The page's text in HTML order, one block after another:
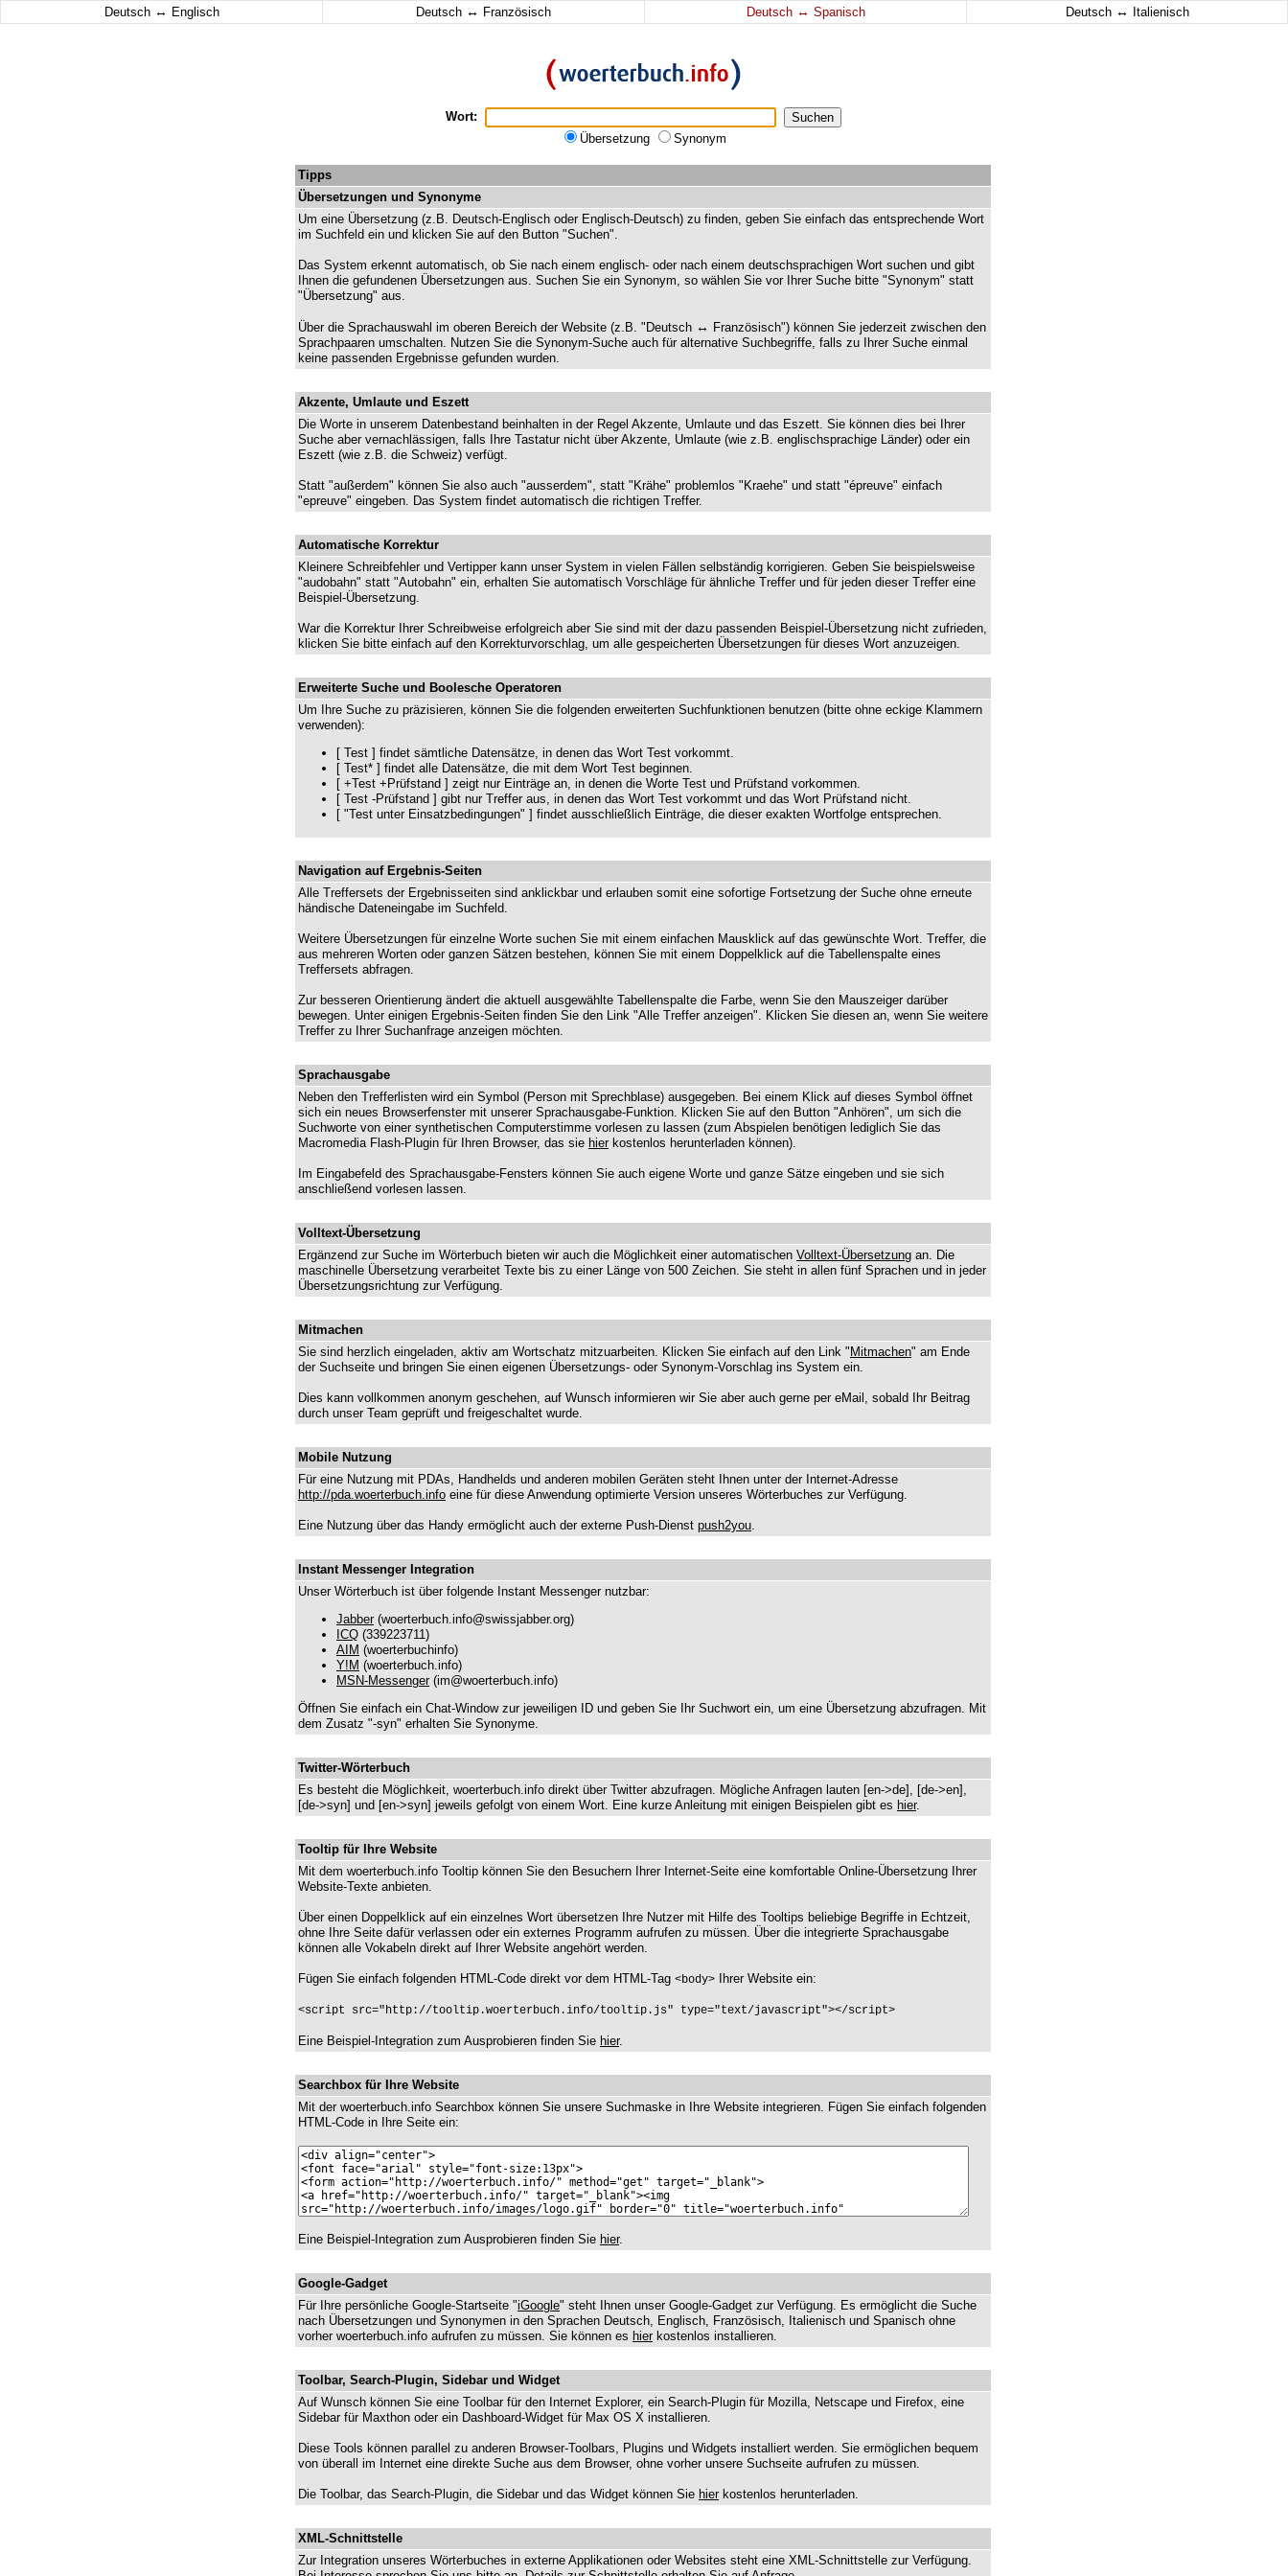
Deutsch ↔ Englisch Deutsch ↔ Französisch Deutsch ↔ Spanisch Deutsch ↔ Italienisch
Wort:
Übersetzung
Synonym
Tipps
Übersetzungen und Synonyme
Um eine Übersetzung (z.B. Deutsch-Englisch oder Englisch-Deutsch) zu finden, geben Sie einfach das entsprechende Wort
im Suchfeld ein und klicken Sie auf den Button "Suchen".
Das System erkennt automatisch, ob Sie nach einem englisch- oder nach einem deutschsprachigen Wort suchen und gibt
Ihnen die gefundenen Übersetzungen aus. Suchen Sie ein Synonym, so wählen Sie vor Ihrer Suche bitte "Synonym" statt
"Übersetzung" aus.
Über die Sprachauswahl im oberen Bereich der Website (z.B. "Deutsch ↔ Französisch") können Sie jederzeit zwischen den
Sprachpaaren umschalten. Nutzen Sie die Synonym-Suche auch für alternative Suchbegriffe, falls zu Ihrer Suche einmal
keine passenden Ergebnisse gefunden wurden.
Akzente, Umlaute und Eszett
Die Worte in unserem Datenbestand beinhalten in der Regel Akzente, Umlaute und das Eszett. Sie können dies bei Ihrer
Suche aber vernachlässigen, falls Ihre Tastatur nicht über Akzente, Umlaute (wie z.B. englischsprachige Länder) oder ein
Eszett (wie z.B. die Schweiz) verfügt.
Statt "außerdem" können Sie also auch "ausserdem", statt "Krähe" problemlos "Kraehe" und statt "épreuve" einfach
"epreuve" eingeben. Das System findet automatisch die richtigen Treffer.
Automatische Korrektur
Kleinere Schreibfehler und Vertipper kann unser System in vielen Fällen selbständig korrigieren. Geben Sie beispielsweise
"audobahn" statt "Autobahn" ein, erhalten Sie automatisch Vorschläge für ähnliche Treffer und für jeden dieser Treffer eine
Beispiel-Übersetzung.
War die Korrektur Ihrer Schreibweise erfolgreich aber Sie sind mit der dazu passenden Beispiel-Übersetzung nicht zufrieden,
klicken Sie bitte einfach auf den Korrekturvorschlag, um alle gespeicherten Übersetzungen für dieses Wort anzuzeigen.
Erweiterte Suche und Boolesche Operatoren
Um Ihre Suche zu präzisieren, können Sie die folgenden erweiterten Suchfunktionen benutzen (bitte ohne eckige Klammern
verwenden):
[ Test ] findet sämtliche Datensätze, in denen das Wort Test vorkommt.
[ Test* ] findet alle Datensätze, die mit dem Wort Test beginnen.
[ +Test +Prüfstand ] zeigt nur Einträge an, in denen die Worte Test und Prüfstand vorkommen.
[ Test -Prüfstand ] gibt nur Treffer aus, in denen das Wort Test vorkommt und das Wort Prüfstand nicht.
[ "Test unter Einsatzbedingungen" ] findet ausschließlich Einträge, die dieser exakten Wortfolge entsprechen.
Navigation auf Ergebnis-Seiten
Alle Treffersets der Ergebnisseiten sind anklickbar und erlauben somit eine sofortige Fortsetzung der Suche ohne erneute
händische Dateneingabe im Suchfeld.
Weitere Übersetzungen für einzelne Worte suchen Sie mit einem einfachen Mausklick auf das gewünschte Wort. Treffer, die
aus mehreren Worten oder ganzen Sätzen bestehen, können Sie mit einem Doppelklick auf die Tabellenspalte eines
Treffersets abfragen.
Zur besseren Orientierung ändert die aktuell ausgewählte Tabellenspalte die Farbe, wenn Sie den Mauszeiger darüber
bewegen. Unter einigen Ergebnis-Seiten finden Sie den Link "Alle Treffer anzeigen". Klicken Sie diesen an, wenn Sie weitere
Treffer zu Ihrer Suchanfrage anzeigen möchten.
Sprachausgabe
Neben den Trefferlisten wird ein Symbol (Person mit Sprechblase) ausgegeben. Bei einem Klick auf dieses Symbol öffnet
sich ein neues Browserfenster mit unserer Sprachausgabe-Funktion. Klicken Sie auf den Button "Anhören", um sich die
Suchworte von einer synthetischen Computerstimme vorlesen zu lassen (zum Abspielen benötigen lediglich Sie das
Macromedia Flash-Plugin für Ihren Browser, das sie hierkostenlos herunterladen können).
Im Eingabefeld des Sprachausgabe-Fensters können Sie auch eigene Worte und ganze Sätze eingeben und sie sich
anschließend vorlesen lassen.
Volltext-Übersetzung
Ergänzend zur Suche im Wörterbuch bieten wir auch die Möglichkeit einer automatischen Volltext-Übersetzung an. Die
maschinelle Übersetzung verarbeitet Texte bis zu einer Länge von 500 Zeichen. Sie steht in allen fünf Sprachen und in jeder
Übersetzungsrichtung zur Verfügung.
Mitmachen
Sie sind herzlich eingeladen, aktiv am Wortschatz mitzuarbeiten. Klicken Sie einfach auf den Link " Mitmachen" am Ende
der Suchseite und bringen Sie einen eigenen Übersetzungs- oder Synonym-Vorschlag ins System ein.
Dies kann vollkommen anonym geschehen, auf Wunsch informieren wir Sie aber auch gerne per eMail, sobald Ihr Beitrag
durch unser Team geprüft und freigeschaltet wurde.
Mobile Nutzung
Für eine Nutzung mit PDAs, Handhelds und anderen mobilen Geräten steht Ihnen unter der Internet-Adresse
http://pda.woerterbuch.info eine für diese Anwendung optimierte Version unseres Wörterbuches zur Verfügung.
Eine Nutzung über das Handy ermöglicht auch der externe Push-Dienst push2you.
Instant Messenger Integration
Unser Wörterbuch ist über folgende Instant Messenger nutzbar:
Jabber(woerterbuch.info@swissjabber.org)
ICQ (339223711)
AIM (woerterbuchinfo)
Y!M (woerterbuch.info)
MSN-Messenger(im@woerterbuch.info)
Öffnen Sie einfach ein Chat-Window zur jeweiligen ID und geben Sie Ihr Suchwort ein, um eine Übersetzung abzufragen. Mit
dem Zusatz "-syn" erhalten Sie Synonyme.
Twitter-Wörterbuch
Es besteht die Möglichkeit, woerterbuch.info direkt über Twitter abzufragen. Mögliche Anfragen lauten [en->de], [de->en],
[de->syn] und [en->syn] jeweils gefolgt von einem Wort. Eine kurze Anleitung mit einigen Beispielen gibt es hier.
Tooltip für Ihre Website
Mit dem woerterbuch.info Tooltip können Sie den Besuchern Ihrer Internet-Seite eine komfortable Online-Übersetzung Ihrer
Website-Texte anbieten.
Über einen Doppelklick auf ein einzelnes Wort übersetzen Ihre Nutzer mit Hilfe des Tooltips beliebige Begriffe in Echtzeit,
ohne Ihre Seite dafür verlassen oder ein externes Programm aufrufen zu müssen. Über die integrierte Sprachausgabe
können alle Vokabeln direkt auf Ihrer Website angehört werden.
Fügen Sie einfach folgenden HTML-Code direkt vor dem HTML-Tag <body> Ihrer Website ein:
<script src="http://tooltip.woerterbuch.info/tooltip.js" type="text/javascript"></script>
Eine Beispiel-Integration zum Ausprobieren finden Sie hier.
Searchbox für Ihre Website
Mit der woerterbuch.info Searchbox können Sie unsere Suchmaske in Ihre Website integrieren. Fügen Sie einfach folgenden
HTML-Code in Ihre Seite ein:
Eine Beispiel-Integration zum Ausprobieren finden Sie hier.
Google-Gadget
Für Ihre persönliche Google-Startseite "iGoogle" steht Ihnen unser Google-Gadget zur Verfügung. Es ermöglicht die Suche
nach Übersetzungen und Synonymen in den Sprachen Deutsch, Englisch, Französisch, Italienisch und Spanisch ohne
vorher woerterbuch.info aufrufen zu müssen. Sie können es hierkostenlos installieren.
Toolbar, Search-Plugin, Sidebar und Widget
Auf Wunsch können Sie eine Toolbar für den Internet Explorer, ein Search-Plugin für Mozilla, Netscape und Firefox, eine
Sidebar für Maxthon oder ein Dashboard-Widget für Max OS X installieren.
Diese Tools können parallel zu anderen Browser-Toolbars, Plugins und Widgets installiert werden. Sie ermöglichen bequem
von überall im Internet eine direkte Suche aus dem Browser, ohne vorher unsere Suchseite aufrufen zu müssen.
Die Toolbar, das Search-Plugin, die Sidebar und das Widget können Sie hierkostenlos herunterladen.
XML-Schnittstelle
Zur Integration unseres Wörterbuches in externe Applikationen oder Websites steht eine XML-Schnittstelle zur Verfügung.